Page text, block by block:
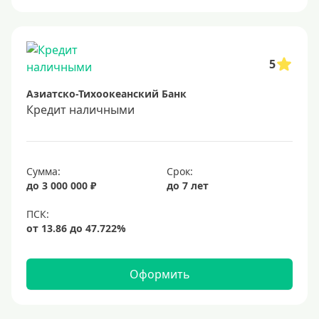
Способы выдачи
Не выходя из дома
С доставкой на дом
Наличными
В долларах США
В евро
Заемщики
5
Азиатско-Тихоокеанский Банк
Кредит наличными
Сумма:
до 3 000 000 ₽
Срок:
до 7 лет
Оформить